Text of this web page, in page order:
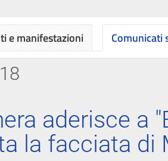
e manifestazioni Comunicati
aderisce a
la facciata di